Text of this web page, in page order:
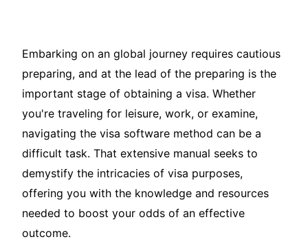
Embarking on an global journey requires cautious
preparing, and at the lead of the preparing is the
important stage of obtaining a visa. Whether
you're traveling for leisure, work, or examine,
navigating the visa software method can be a
difficult task. That extensive manual seeks to
demystify the intricacies of visa purposes,
offering you with the knowledge and resources
needed to boost your odds of an effective
outcome.